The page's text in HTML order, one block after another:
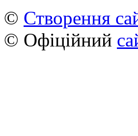
© Створення
© Офіційний